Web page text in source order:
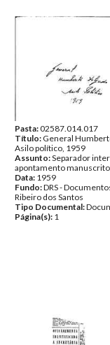
Pasta:02587.014.017
Título: General
Asilo político, 1959
Assunto:Separador
apontamento
Data: 1959
Fundo:DRS -
Ribeiro dos Santos
Tipo Documental:
Página(s): 1